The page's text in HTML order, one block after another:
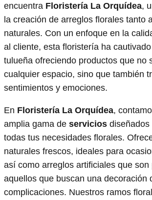
encuentra Floristería La Orquídea,
la creación de arreglos florales tanto
naturales. Con un enfoque en la
al cliente, esta floristería ha
tulueña ofreciendo productos que no
cualquier espacio, sino que también
sentimientos y emociones.
En Floristería La Orquídea,
amplia gama de servicios
todas tus necesidades florales.
naturales frescos, ideales para
así como arreglos artificiales que son
aquellos que buscan una decoración
complicaciones. Nuestros ramos